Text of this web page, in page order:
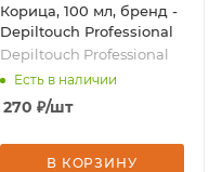
Корица, 100 мл, бренд -
Depiltouch Professional
Depiltouch Professional
Есть в наличии
270 ₽/шт
В КОРЗИНУ